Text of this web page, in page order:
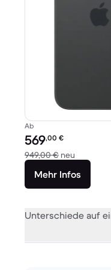
Ab
Preis des erneuerten
569,00 €
949,00 € neu
Mehr Infos
Unterschiede auf